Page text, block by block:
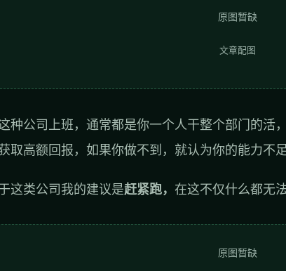
原图暂缺
文章配图
种公司上班，通常都是你一个人干整个部门的活
取高额回报，如果你做不到，就认为你的能力不足
这类公司我的建议是赶紧跑， 在这不仅什么都无
原图暂缺